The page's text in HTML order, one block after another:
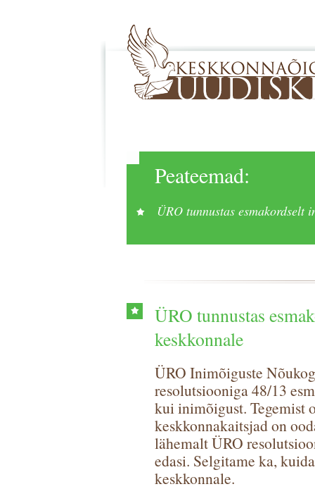
Peateemad:
ÜRO tunnustas esmakordselt
ÜRO tunnustas
keskkonnale
ÜRO Inimõiguste
resolutsiooniga 48/13
kui inimõigust. Tegemist
keskkonnakaitsjad on
lähemalt ÜRO
edasi. Selgitame ka,
keskkonnale.